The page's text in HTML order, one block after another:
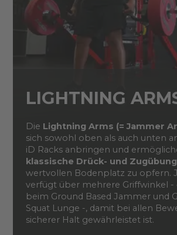
LIGHTNING
Die Lightning Arms (= Jammer
sich sowohl oben als auch unten
iD Racks anbringen und
klassische Drück- und
wertvollen Bodenplatz zu opfern.
verfügt über mehrere Griffwinkel -
beim Ground Based Jammer und
Squat Lunge -, damit bei allen
sicherer Halt gewährleistet ist.